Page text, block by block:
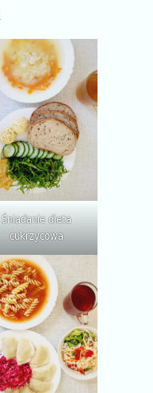
Śniadanie dieta
cukrzycowa